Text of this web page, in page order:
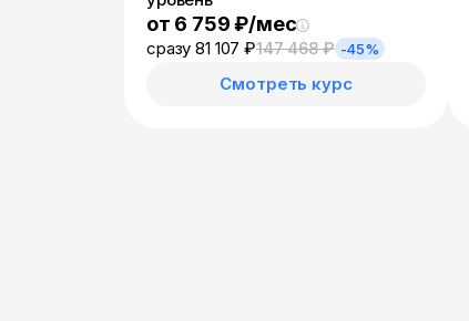
от 6 759 ₽/мес
сразу 81 107 ₽147 468 ₽ -45%
Смотреть курс